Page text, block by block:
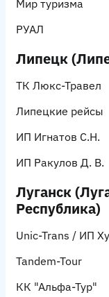
Мир туризма
РУАЛ
Липецк
ТК Люкс-Травел
Липецкие рейсы
ИП Игнатов С.Н.
ИП Ракулов Д. В.
Луганск
Республика)
Unic-Trans / ИП
Tandem-Tour
КК "Альфа-Тур"